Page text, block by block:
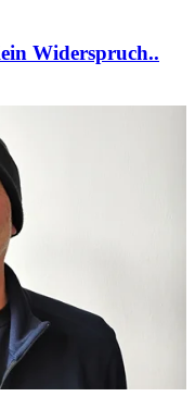
Widerspruch..